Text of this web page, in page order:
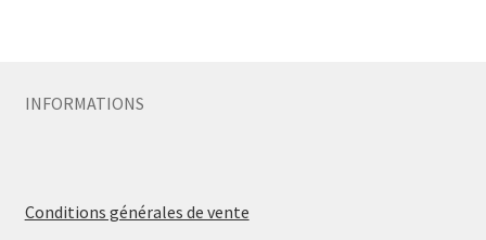
INFORMATIONS
Conditions générales de vente